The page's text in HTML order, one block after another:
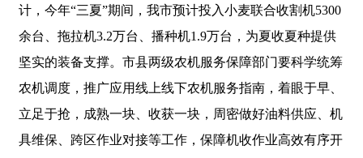
计，今年“三夏”期间，我市预计投入小麦联合收割机5300
余台、拖拉机3.2万台、播种机1.9万台，为夏收夏种提供
坚实的装备支撑。市县两级农机服务保障部门要科学统筹
农机调度，推广应用线上线下农机服务指南，着眼于早、
立足于抢，成熟一块、收获一块，周密做好油料供应、机
具维保、跨区作业对接等工作，保障机收作业高效有序开